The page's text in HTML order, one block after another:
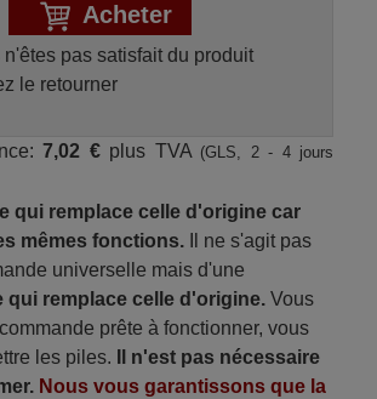
Acheter
n'êtes pas satisfait du produit
le retourner
7,02 €plus TVA (GLS, 2 - 4 jours
qui remplace celle d'origine car
mêmes fonctions.Il ne s'agit pas
universelle mais d'une
qui remplace celle d'origine.Vous
prête à fonctionner, vous
les piles.
Il n'est pas nécessaire
Nous vous garantissons que la